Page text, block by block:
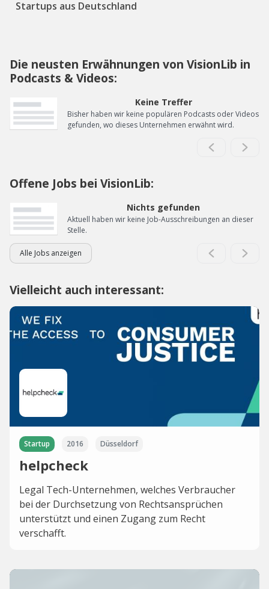
Startups aus Deutschland
Die neusten Erwähnungen von VisionLib in
Podcasts & Videos:
Keine Treffer
Bisher haben wir keine populären Podcasts oder Videos
gefunden, wo dieses Unternehmen erwähnt wird.
Offene Jobs bei VisionLib:
Nichts gefunden
Aktuell haben wir keine Job-Ausschreibungen an dieser
Stelle.
Alle Jobs anzeigen
Vielleicht auch interessant:
Startup 2016 Düsseldorf
helpcheck
Legal Tech-Unternehmen, welches Verbraucher
bei der Durchsetzung von Rechtsansprüchen
unterstützt und einen Zugang zum Recht
verschafft.